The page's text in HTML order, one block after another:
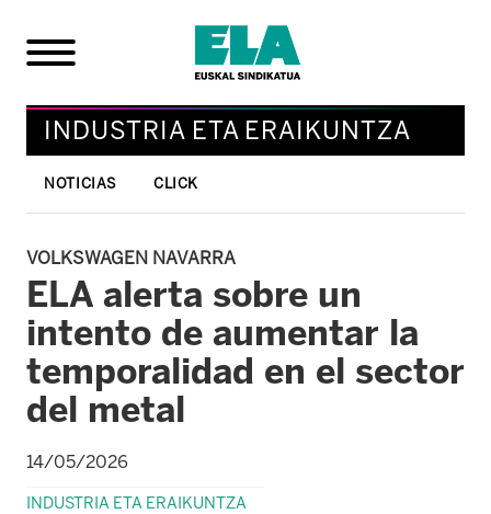
INDUSTRIA ETA ERAIKUNTZA
NOTICIAS CLICK
VOLKSWAGEN NAVARRA
ELA alerta sobre un
intento de aumentar la
temporalidad en el sector
del metal
14/05/2026
INDUSTRIA ETA ERAIKUNTZA